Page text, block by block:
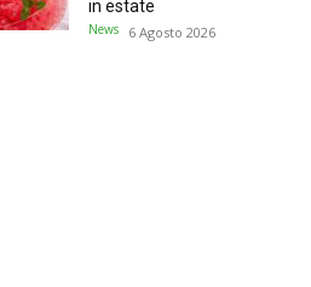
in estate
News 6 Agosto 2026